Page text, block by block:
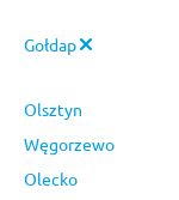
Gołdap
Olsztyn
Węgorzewo
Olecko